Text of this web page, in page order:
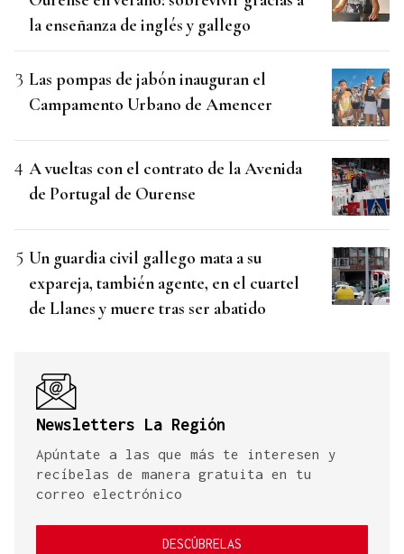
la enseñanza de inglés y gallego
Las pompas de jabón inauguran el
Campamento Urbano de Amencer
A vueltas con el contrato de la Avenida
de Portugal de Ourense
Un guardia civil gallego mata a su
expareja, también agente, en el cuartel
de Llanes y muere tras ser abatido
Newsletters La Región
Apúntate a las que más te interesen y
recíbelas de manera gratuita en tu
correo electrónico
DESCÚBRELAS